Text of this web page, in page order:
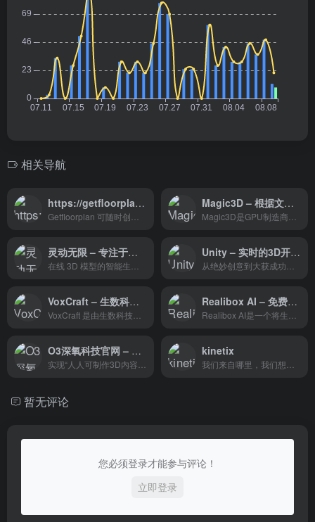
相关导航
https://getfloorplan.com/ Magic3D – 根据文本提示生成3D模型
灵动无限 – 专注于人工智能生成内容和3D技术 Unity – 实时的3D开发平台
VoxCraft – 生数科技推出的免费3D模型AI生成工具 Realibox AI – 免费草图、模型生成3D渲染图AI工具
O3深氧科技官网 – 打造下一代3D内容生产工具 kinetix
暂无评论
您必须登录才能参与评论！
立即登录